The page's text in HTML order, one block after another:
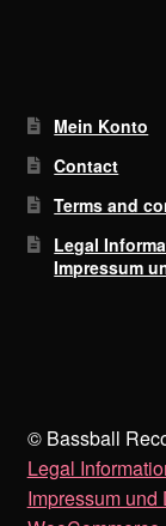
Mein Konto
Contact
Terms and
Legal
Impressum
© Bassball
Legal
Impressum und